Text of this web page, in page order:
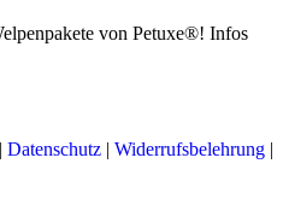
von Petuxe®! Infos
| Datenschutz | Widerrufsbelehrung |